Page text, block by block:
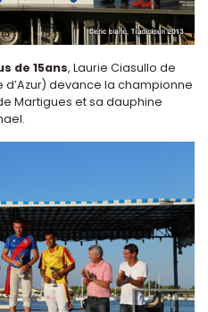
de 15ans, Laurie Ciasullo de
devance la championne
Martigues et sa dauphine